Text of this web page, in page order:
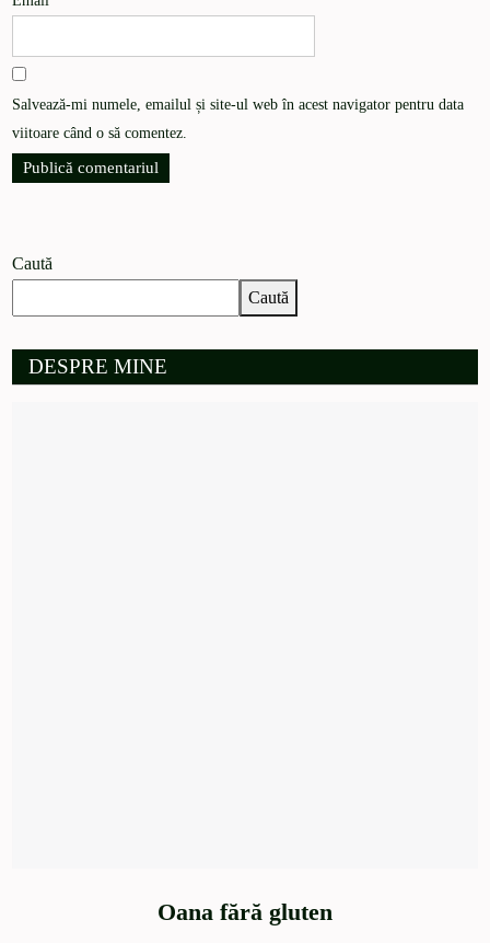
Salvează-mi numele, emailul și site-ul web în acest navigator pentru data
viitoare când o să comentez.
Caută
Caută
DESPRE MINE
Oana fără gluten